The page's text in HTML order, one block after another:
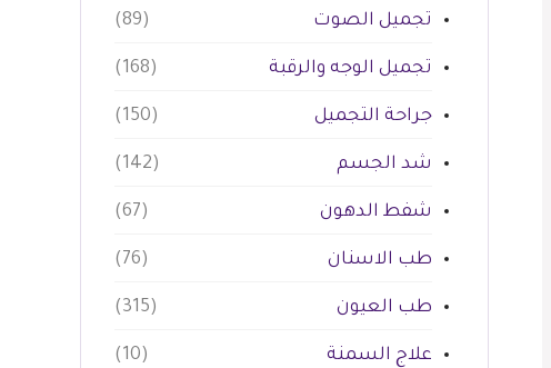
تجميل الصوت (89)
تجميل الوجه والرقبة (168)
جراحة التجميل (150)
شد الجسم (142)
شفط الدهون (67)
طب الاسنان (76)
طب العيون (315)
علاج السمنة (10)